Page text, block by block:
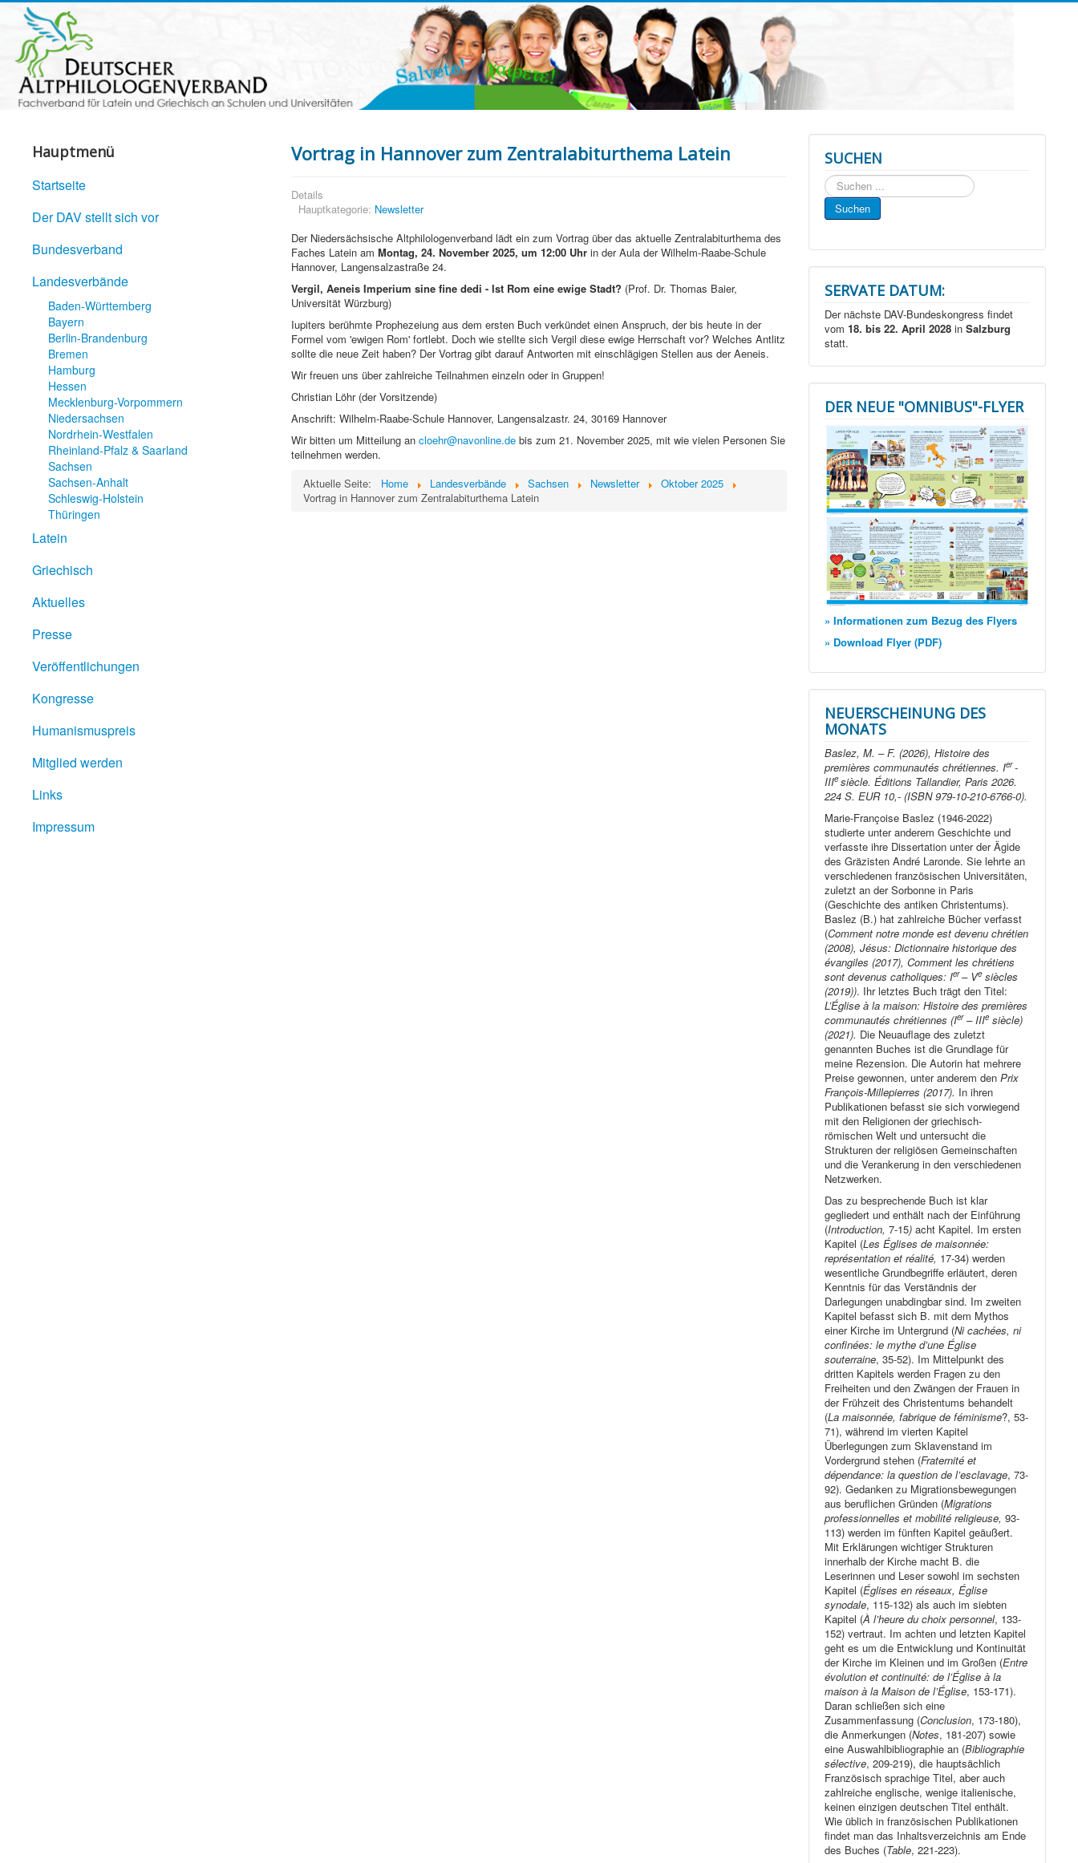
Hauptmenü
Startseite
Der DAV stellt sich vor
Bundesverband
Landesverbände
Baden-Württemberg
Bayern
Berlin-Brandenburg
Bremen
Hamburg
Hessen
Mecklenburg-Vorpommern
Niedersachsen
Nordrhein-Westfalen
Rheinland-Pfalz & Saarland
Sachsen
Sachsen-Anhalt
Schleswig-Holstein
Thüringen
Latein
Griechisch
Aktuelles
Presse
Veröffentlichungen
Kongresse
Humanismuspreis
Mitglied werden
Links
Impressum
Vortrag in Hannover zum Zentralabiturthema Latein
Details
Hauptkategorie: Newsletter
Der Niedersächsische Altphilologenverband lädt ein zum Vortrag über das aktuelle Zentralabiturthema des
Faches Latein am Montag, 24. November 2025, um 12:00 Uhrin der Aula der Wilhelm-Raabe-Schule
Hannover, Langensalzastraße 24.
Vergil, Aeneis Imperium sine fine dedi - Ist Rom eine ewige Stadt? (Prof. Dr. Thomas Baier,
Universität Würzburg)
Iupiters berühmte Prophezeiung aus dem ersten Buch verkündet einen Anspruch, der bis heute in der
Formel vom 'ewigen Rom' fortlebt. Doch wie stellte sich Vergil diese ewige Herrschaft vor? Welches Antlitz
sollte die neue Zeit haben? Der Vortrag gibt darauf Antworten mit einschlägigen Stellen aus der Aeneis.
Wir freuen uns über zahlreiche Teilnahmen einzeln oder in Gruppen!
Christian Löhr (der Vorsitzende)
Anschrift: Wilhelm-Raabe-Schule Hannover, Langensalzastr. 24, 30169 Hannover
Wir bitten um Mitteilung an cloehr@navonline.debis zum 21. November 2025, mit wie vielen Personen Sie
teilnehmen werden.
Aktuelle Seite:
Home Landesverbände Sachsen Newsletter
Oktober 2025
Vortrag in Hannover zum Zentralabiturthema Latein
SUCHEN
Suchen
...
Suchen
SERVATE DATUM:
Der nächste DAV-Bundeskongress findet
vom18. bis 22. April 2028 inSalzburg
statt.
DER NEUE "OMNIBUS"-FLYER
» Informationen zum Bezug des Flyers
» Download Flyer (PDF)
NEUERSCHEINUNG DES
MONATS
Baslez, M. – F. (2026), Histoire des
premières communautés chrétiennes. Ier-
IIIe siècle. Éditions Tallandier, Paris 2026.
224 S. EUR 10,- (ISBN 979-10-210-6766-0).
Marie-Françoise Baslez (1946-2022)
studierte unter anderem Geschichte und
verfasste ihre Dissertation unter der Ägide
des Gräzisten André Laronde. Sie lehrte an
verschiedenen französischen Universitäten,
zuletzt an der Sorbonne in Paris
(Geschichte des antiken Christentums).
Baslez (B.) hat zahlreiche Bücher verfasst
(Comment notre monde est devenu chrétien
(2008), Jésus: Dictionnaire historique des
évangiles (2017), Comment les chrétiens
sont devenus catholiques: Ier– Ve siècles
(2019)). Ihr letztes Buch trägt den Titel:
L’Église à la maison: Histoire des premières
communautés chrétiennes (Ier– IIIe siècle)
(2021). Die Neuauflage des zuletzt
genannten Buches ist die Grundlage für
meine Rezension. Die Autorin hat mehrere
Preise gewonnen, unter anderem denPrix
François-Millepierres (2017). In ihren
Publikationen befasst sie sich vorwiegend
mit den Religionen der griechisch-
römischen Welt und untersucht die
Strukturen der religiösen Gemeinschaften
und die Verankerung in den verschiedenen
Netzwerken.
Das zu besprechende Buch ist klar
gegliedert und enthält nach der Einführung
(Introduction,7-15)acht Kapitel. Im ersten
Kapitel (Les Églises de maisonnée:
représentation et réalité, 17-34) werden
wesentliche Grundbegriffe erläutert, deren
Kenntnis für das Verständnis der
Darlegungen unabdingbar sind. Im zweiten
Kapitel befasst sich B. mit dem Mythos
einer Kirche im Untergrund (Ni cachées, ni
confinées: le mythe d’une Église
souterraine, 35-52). Im Mittelpunkt des
dritten Kapitels werden Fragen zu den
Freiheiten und den Zwängen der Frauen in
der Frühzeit des Christentums behandelt
(La maisonnée, fabrique de féminisme?, 53-
71), während im vierten Kapitel
Überlegungen zum Sklavenstand im
Vordergrund stehen (Fraternité et
dépendance: la question de l’esclavage, 73-
92). Gedanken zu Migrationsbewegungen
aus beruflichen Gründen (Migrations
professionnelles et mobilité religieuse,93-
113) werden im fünften Kapitel geäußert.
Mit Erklärungen wichtiger Strukturen
innerhalb der Kirche macht B. die
Leserinnen und Leser sowohl im sechsten
Kapitel (Églises en réseaux, Église
synodale, 115-132) als auch im siebten
Kapitel (À l’heure du choix personnel, 133-
152) vertraut. Im achten und letzten Kapitel
geht es um die Entwicklung und Kontinuität
der Kirche im Kleinen und im Großen (Entre
évolution et continuité: de l’Église à la
maison à la Maison de l’Église, 153-171).
Daran schließen sich eine
Zusammenfassung (Conclusion, 173-180),
die Anmerkungen (Notes, 181-207) sowie
eine Auswahlbibliographie an (Bibliographie
sélective, 209-219), die hauptsächlich
Französisch sprachige Titel, aber auch
zahlreiche englische, wenige italienische,
keinen einzigen deutschen Titel enthält.
Wie üblich in französischen Publikationen
findet man das Inhaltsverzeichnis am Ende
des Buches (Table, 221-223).